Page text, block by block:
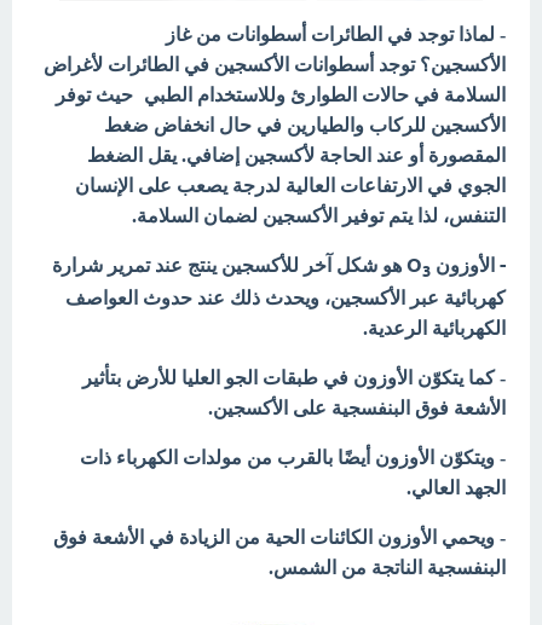
- لماذا توجد في الطائرات أسطوانات من غاز
الأكسجين؟ توجد أسطوانات الأكسجين في الطائرات لأغراض
السلامة في حالات الطوارئ وللاستخدام الطبي حيث توفر
الأكسجين للركاب والطيارين في حال انخفاض ضغط
المقصورة أو عند الحاجة لأكسجين إضافي. يقل الضغط
الجوي في الارتفاعات العالية لدرجة يصعب على الإنسان
التنفس، لذا يتم توفير الأكسجين لضمان السلامة.
- الأوزون O 3
هو شكل آخر للأكسجين ينتج عند تمرير شرارة
كهربائية عبر الأكسجين، ويحدث ذلك عند حدوث العواصف
الكهربائية الرعدية.
- كما يتكوّن الأوزون في طبقات الجو العليا للأرض بتأثير
الأشعة فوق البنفسجية على الأكسجين.
- ويتكوّن الأوزون أيضًا بالقرب من مولدات الكهرباء ذات
الجهد العالي.
- ويحمي الأوزون الكائنات الحية من الزيادة في الأشعة فوق
البنفسجية الناتجة من الشمس.